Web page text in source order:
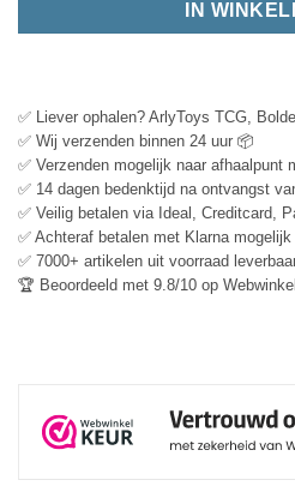
IN
✅ Liever ophalen? ArlyToys TCG,
✅ Wij verzenden binnen 24 uur 📦
✅ Verzenden mogelijk naar afhaalpunt
✅ 14 dagen bedenktijd na ontvangst
✅ Veilig betalen via Ideal, Creditcard,
✅ Achteraf betalen met Klarna mogelijk
✅ 7000+ artikelen uit voorraad
🏆 Beoordeeld met 9.8/10 op